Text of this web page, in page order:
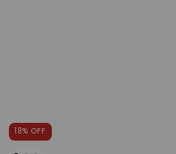
18% OFF